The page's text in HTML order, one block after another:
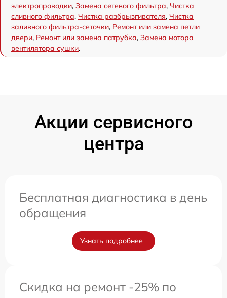
электропроводки, Замена сетевого фильтра, Чистка
сливного фильтра, Чистка разбрызгивателя, Чистка
заливного фильтра-сеточки, Ремонт или замена петли
двери, Ремонт или замена патрубка, Замена мотора
вентилятора сушки.
Акции сервисного
центра
Бесплатная диагностика в день
обращения
Узнать подробнее
Скидка на ремонт -25% по